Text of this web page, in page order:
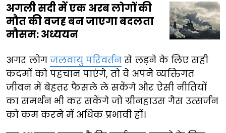
अगली सदी में एक अरब लोगों की
मौत की वजह बन जाएगा बदलता
मौसम: अध्ययन
अगर लोग जलवायु परिवर्तन से लड़ने के लिए सही
कदमों को पहचान पाएंगे, तो वे अपने व्यक्तिगत
जीवन में बेहतर फैसले ले सकेंगे और ऐसी नीतियों
का समर्थन भी कर सकेंगे जो ग्रीनहाउस गैस उत्सर्जन
को कम करने में अधिक प्रभावी हों।